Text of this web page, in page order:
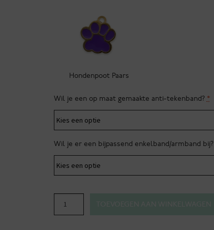
Hondenpoot Paars
Wil je een op maat gemaakte anti-tekenband? *
Wil je er een bijpassend enkelband/armband bij?